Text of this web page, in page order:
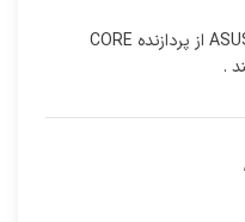
بله مادربرد ASUS H110M-K از پردازنده CORE